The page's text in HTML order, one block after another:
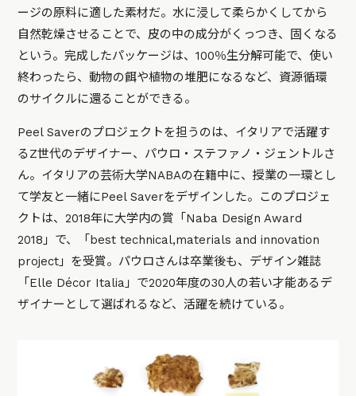
ージの原料に適した素材だ。水に浸して柔らかくしてから
自然乾燥させることで、皮の中の成分がくっつき、固くなる
という。完成したパッケージは、100％生分解可能で、使い
終わったら、動物の餌や植物の堆肥になるなど、資源循環
のサイクルに還ることができる。
Peel Saverのプロジェクトを担うのは、イタリアで活躍す
るZ世代のデザイナー、パウロ・ステファノ・ジェントルさ
ん。イタリアの芸術大学NABAの在籍中に、授業の一環とし
て学友と一緒にPeel Saverをデザインした。このプロジェ
クトは、2018年に大学内の賞「Naba Design Award
2018」で、「best technical,materials and innovation
project」を受賞。パウロさんは卒業後も、デザイン雑誌
「Elle Décor Italia」で2020年度の30人の若い才能あるデ
ザイナーとして選ばれるなど、活躍を続けている。